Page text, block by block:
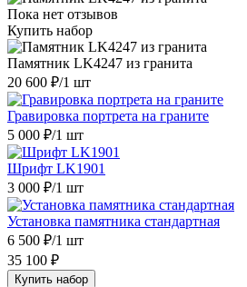
Пока нет отзывов
Купить набор
Памятник LK4247 из гранита
20 600 ₽/1 шт
Гравировка портрета на граните
5 000 ₽/1 шт
Шрифт LK1901
3 000 ₽/1 шт
Установка памятника стандартная
6 500 ₽/1 шт
35 100 ₽
Купить набор